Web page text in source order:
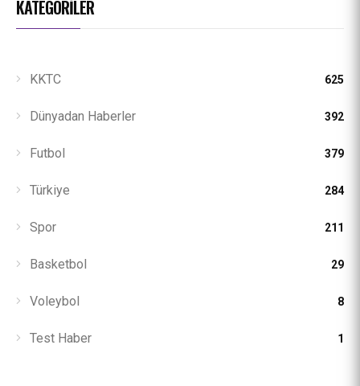
KATEGORILER
KKTC 625
Dünyadan Haberler 392
Futbol 379
Türkiye 284
Spor 211
Basketbol 29
Voleybol 8
Test Haber 1